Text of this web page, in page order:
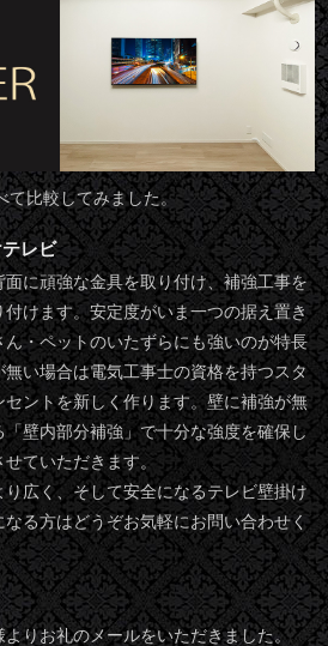
て比較してみました。
レビ
に頑強な金具を取り付け、補強工事を
けます。安定度がいま一つの据え置き
ん・ペットのいたずらにも強いのが特長
い場合は電気工事士の資格を持つスタ
セントを新しく作ります。壁に補強が無
壁内部分補強」で十分な強度を確保し
ていただきます。
広く、そして安全になるテレビ壁掛け
る方はどうぞお気軽にお問い合わせく
りお礼のメールをいただきました。